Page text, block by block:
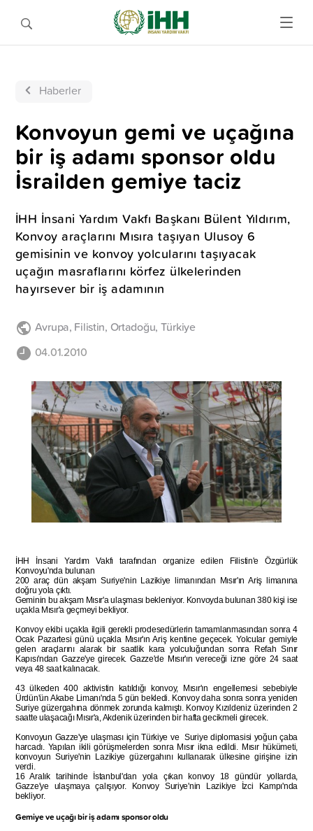
Haberler
Konvoyun gemi ve uçağına
bir iş adamı sponsor oldu
İsrailden gemiye taciz
İHH İnsani Yardım Vakfı Başkanı Bülent Yıldırım,
Konvoy araçlarını Mısıra taşıyan Ulusoy 6
gemisinin ve konvoy yolcularını taşıyacak
uçağın masraflarını körfez ülkelerinden
hayırsever bir iş adamının
Avrupa, Filistin, Ortadoğu, Türkiye
04.01.2010
İHH İnsani Yardım Vakfı tarafından organize edilen Filistin'e Özgürlük
Konvoyu'nda bulunan
200 araç dün akşam Suriye'nin Lazikiye limanından Mısır'ın Ariş limanına
doğru yola çıktı.
Geminin bu akşam Mısır'a ulaşması bekleniyor. Konvoyda bulunan 380 kişi ise
uçakla Mısır'a geçmeyi bekliyor.
Konvoy ekibi uçakla ilgili gerekli prodesedürlerin tamamlanmasından sonra 4
Ocak Pazartesi günü uçakla Mısır'ın Ariş kentine geçecek. Yolcular gemiyle
gelen araçlarını alarak bir saatlik kara yolculuğundan sonra Refah Sınır
Kapısı'ndan Gazze'ye girecek. Gazze'de Mısır'ın vereceği izne göre 24 saat
veya 48 saat kalınacak.
43 ülkeden 400 aktivistin katıldığı konvoy, Mısır'ın engellemesi sebebiyle
Ürdün'ün Akabe Limanı'nda 5 gün bekledi. Konvoy daha sonra sonra yeniden
Suriye güzergahına dönmek zorunda kalmıştı. Konvoy Kızıldeniz üzerinden 2
saatte ulaşacağı Mısır'a, Akdenik üzerinden bir hafta gecikmeli girecek.
Konvoyun Gazze'ye ulaşması için Türkiye ve Suriye diplomasisi yoğun çaba
harcadı. Yapılan ikili görüşmelerden sonra Mısır ikna edildi. Mısır hükümeti,
konvoyun Suriye'nin Lazikiye güzergahını kullanarak ülkesine girişine izin
verdi.
16 Aralık tarihinde İstanbul'dan yola çıkan konvoy 18 gündür yollarda,
Gazze'ye ulaşmaya çalışıyor. Konvoy Suriye'nin Lazikiye İzci Kampı'nda
bekliyor.
Gemiye ve uçağı bir iş adamı sponsor oldu